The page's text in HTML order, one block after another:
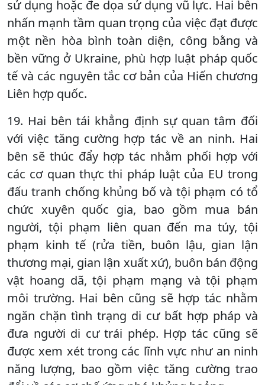
sử dụng hoặc đe dọa sử dụng vũ lực. Hai bên
nhấn mạnh tầm quan trọng của việc đạt được
một nền hòa bình toàn diện, công bằng và
bền vững ở Ukraine, phù hợp luật pháp quốc
tế và các nguyên tắc cơ bản của Hiến chương
Liên hợp quốc.
19. Hai bên tái khẳng định sự quan tâm đối
với việc tăng cường hợp tác về an ninh. Hai
bên sẽ thúc đẩy hợp tác nhằm phối hợp với
các cơ quan thực thi pháp luật của EU trong
đấu tranh chống khủng bố và tội phạm có tổ
chức xuyên quốc gia, bao gồm mua bán
người, tội phạm liên quan đến ma túy, tội
phạm kinh tế (rửa tiền, buôn lậu, gian lận
thương mại, gian lận xuất xứ), buôn bán động
vật hoang dã, tội phạm mạng và tội phạm
môi trường. Hai bên cũng sẽ hợp tác nhằm
ngăn chặn tình trạng di cư bất hợp pháp và
đưa người di cư trái phép. Hợp tác cũng sẽ
được xem xét trong các lĩnh vực như an ninh
năng lượng, bao gồm việc tăng cường trao